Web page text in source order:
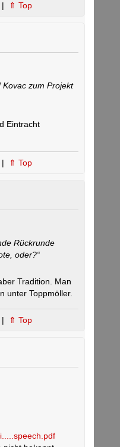
| ⇑ Top
zum Projekt
Eintracht
| ⇑ Top
Rückrunde
oder?“
Tradition. Man
unter Toppmöller.
| ⇑ Top